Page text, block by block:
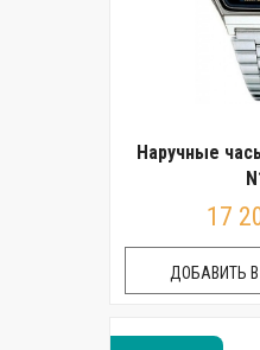
Наручные
17
ДОБАВИТЬ